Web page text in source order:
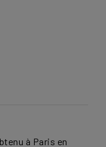
à Paris en